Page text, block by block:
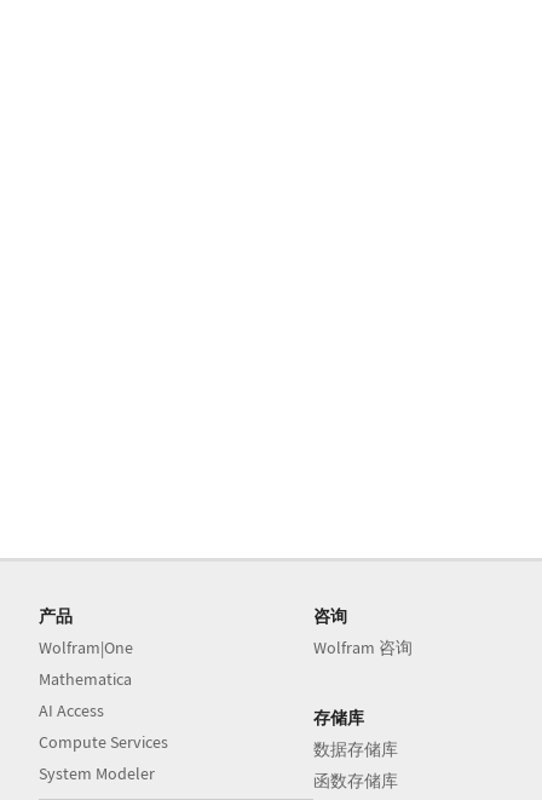
产品
Wolfram|One
Mathematica
AI Access
Compute Services
System Modeler
咨询
Wolfram 咨询
存储库
数据存储库
函数存储库